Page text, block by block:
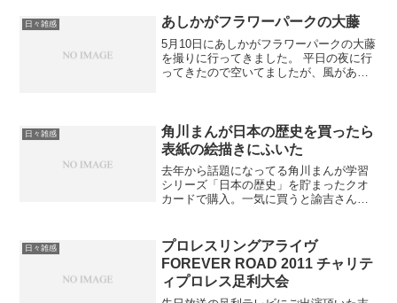
日々雑感 あしかがフラワーパークの大藤
5月10日にあしかがフラワーパークの大藤
を撮りに行ってきました。 平日の夜に行
ってきたので空いてましたが、風があっ
いう…orz
日々雑感
角川まんが日本の歴史を買ったら
表紙の絵描きにふいた
去年から話題になってる角川まんが学習
シリーズ「日本の歴史」を貯まったクオ
カードで購入。一気に買うと諭吉さんが
しておきます。3巻の表紙を見てふいたｗ
いとうのいぢじゃない...
日々雑感
プロレスリングアライヴ
FOREVER ROAD 2011 チャリテ
ィプロレス足利大会